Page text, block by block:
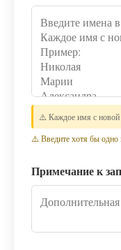
⚠️ Каждое имя с новой
⚠️ Введите хотя бы одно
Примечание к